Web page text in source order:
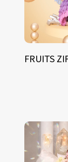
FRUITS